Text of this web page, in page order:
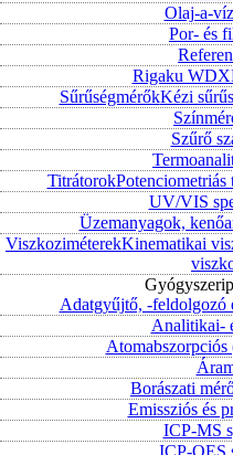
Olaj-a-
Por- és
Rigaku
SűrűségmérőkKézi
Szűrő
TitrátorokPotenciometriás
UV/VIS
Üzemanyagok,
ViszkoziméterekKinematikai
Adatgyűjtő, -feldolgozó
Analitikai-
Borászati
Emissziós és
ICP-MS
ICP-OES